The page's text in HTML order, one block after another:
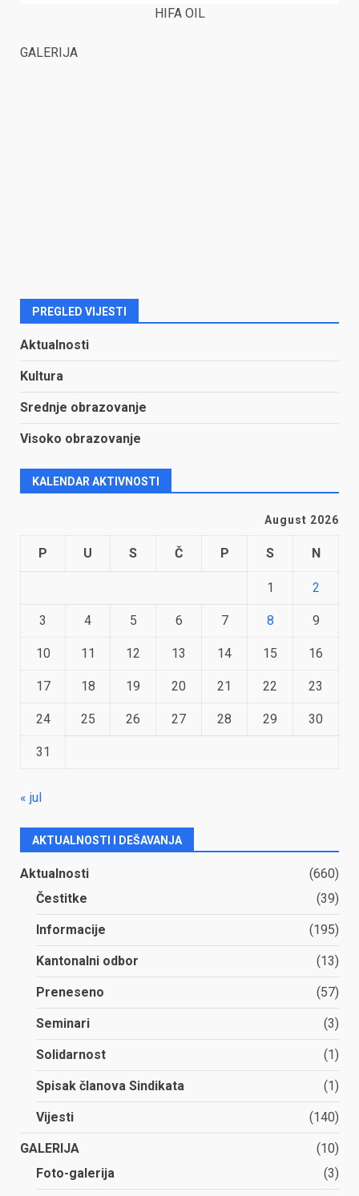
HIFA OIL
GALERIJA
PREGLED VIJESTI
Aktualnosti
Kultura
Srednje obrazovanje
Visoko obrazovanje
KALENDAR AKTIVNOSTI
August 2026
P U S Č P S N
1 2
3 4 5 6 7 8 9
10 11 12 13 14 15 16
17 18 19 20 21 22 23
24 25 26 27 28 29 30
31
« jul
AKTUALNOSTI I DEŠAVANJA
Aktualnosti
(660)
Čestitke
(39)
Informacije (195)
Kantonalni odbor (13)
Preneseno (57)
Seminari (3)
Solidarnost (1)
Spisak članova Sindikata (1)
Vijesti (140)
GALERIJA
(10)
Foto-galerija
(3)